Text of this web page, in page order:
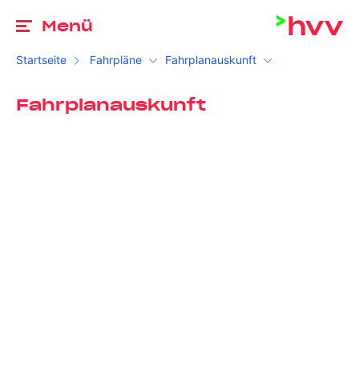
Menü
Startseite Fahrpläne Fahrplanauskunft
Fahrplanauskunft